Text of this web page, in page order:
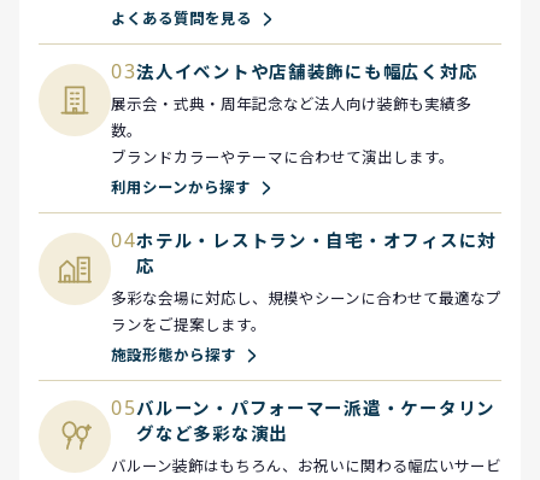
よくある質問を見る
03法人イベントや店舗装飾にも幅広く対応
展示会・式典・周年記念など法人向け装飾も実績多
数。
ブランドカラーやテーマに合わせて演出します。
利用シーンから探す
04ホテル・レストラン・自宅・オフィスに対
応
多彩な会場に対応し、規模やシーンに合わせて最適なプ
ランをご提案します。
施設形態から探す
05バルーン・パフォーマー派遣・ケータリン
グなど多彩な演出
バルーン装飾はもちろん、お祝いに関わる幅広いサービ